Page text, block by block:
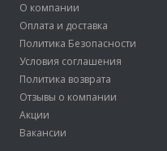
О компании
Оплата и доставка
Политика Безопасности
Условия соглашения
Политика возврата
Отзывы о компании
Акции
Вакансии